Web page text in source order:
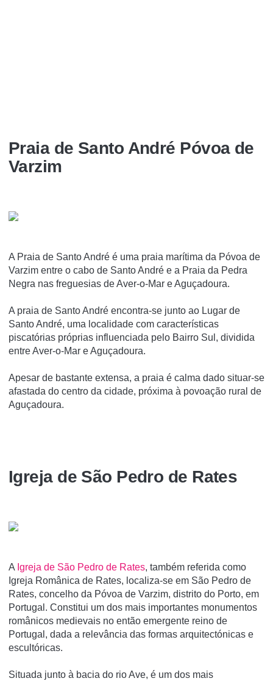
Praia de Santo André Póvoa de
Varzim
A Praia de Santo André é uma praia marí­tima da Póvoa de
Varzim entre o cabo de Santo André e a Praia da Pedra
Negra nas freguesias de Aver-o-Mar e Aguçadoura.
A praia de Santo André encontra-se junto ao Lugar de
Santo André, uma localidade com caracterí­sticas
piscatórias próprias influenciada pelo Bairro Sul, dividida
entre Aver-o-Mar e Aguçadoura.
Apesar de bastante extensa, a praia é calma dado situar-se
afastada do centro da cidade, próxima à povoação rural de
Aguçadoura.
Igreja de São Pedro de Rates
A Igreja de São Pedro de Rates, também referida como
Igreja Românica de Rates, localiza-se em São Pedro de
Rates, concelho da Póvoa de Varzim, distrito do Porto, em
Portugal. Constitui um dos mais importantes monumentos
românicos medievais no então emergente reino de
Portugal, dada a relevância das formas arquitectónicas e
escultóricas.
Situada junto à bacia do rio Ave, é um dos mais